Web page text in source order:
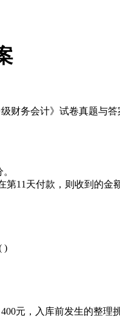
财务会计》试卷真题与答
第11天付款，则收到的金
)
元，入库前发生的整理